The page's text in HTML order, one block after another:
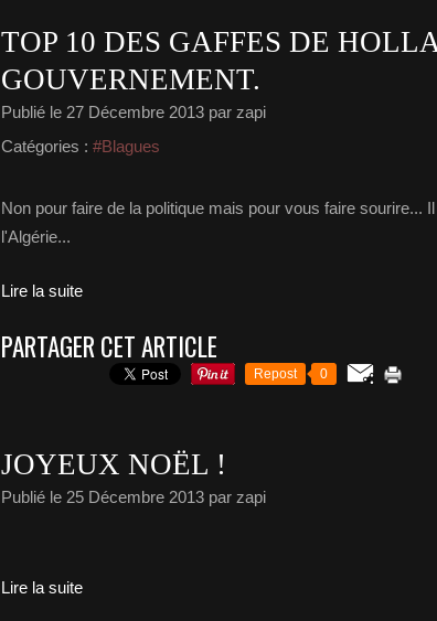
TOP 10 DES GAFFES DE
GOUVERNEMENT.
Publié le 27 Décembre 2013 par zapi
Catégories : #Blagues
Non pour faire de la politique mais pour vous faire sourire...
l'Algérie...
Lire la suite
PARTAGER CET ARTICLE
Repost 0
JOYEUX NOËL !
Publié le 25 Décembre 2013 par zapi
Lire la suite